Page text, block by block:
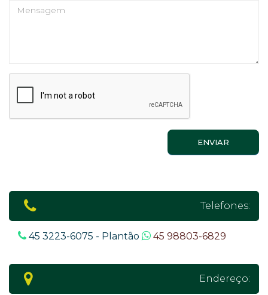
ENVIAR
Telefones:
45 3223-6075 - Plantão 45 98803-6829
Endereço: